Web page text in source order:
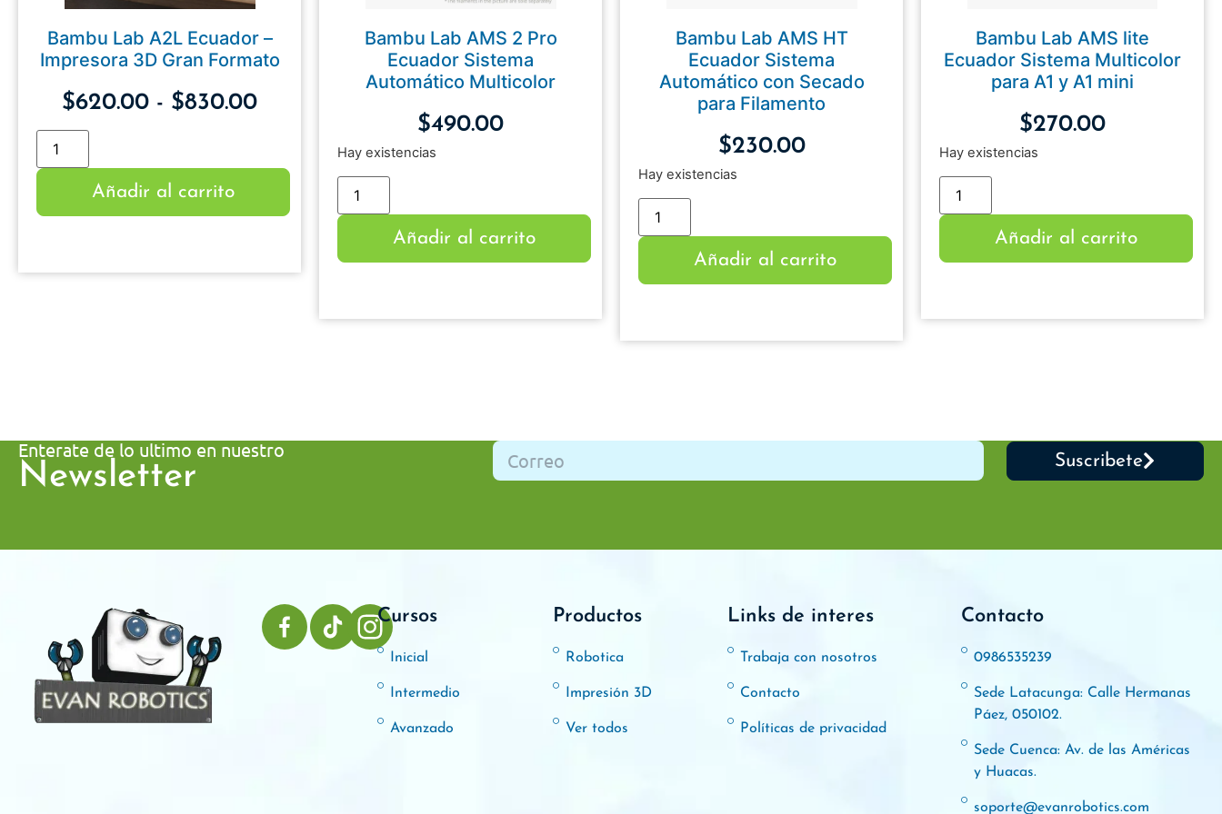
Bambu Lab A2L Ecuador –
Impresora 3D Gran Formato
$620.00 - $830.00
Añadir al carrito
Bambu Lab AMS 2 Pro
Ecuador Sistema
Automático Multicolor
$490.00
Hay existencias
Añadir al carrito
Bambu Lab AMS HT
Ecuador Sistema
Automático con Secado
para Filamento
$230.00
Hay existencias
Añadir al carrito
Bambu Lab AMS lite
Ecuador Sistema Multicolor
para A1 y A1 mini
$270.00
Hay existencias
Añadir al carrito
Enterate de lo ultimo en nuestro
Newsletter Suscribete
Cursos
Inicial
Intermedio
Avanzado
Productos
Robotica
Impresión 3D
Ver todos
Links de interes
Trabaja con nosotros
Contacto
Políticas de privacidad
Contacto
0986535239
Sede Latacunga: Calle Hermanas
Páez, 050102.
Sede Cuenca: Av. de las Américas
y Huacas.
soporte@evanrobotics.com